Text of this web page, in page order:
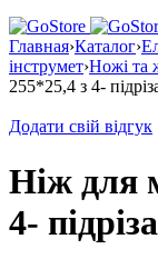
Главная›Каталог›
інструмет›Ножі та
255*25,4 з 4-
Додати свій відгук
Ніж для
4-